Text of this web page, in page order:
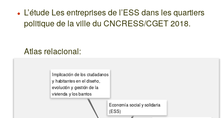
L’étude Les entreprises de l’ESS dans les quartiers
politique de la ville du CNCRESS/CGET 2018.
Atlas relacional:
Economía social y solidaria
(ESS)
Implicación de los ciudadanos
y habitantes en el diseño,
evolución y gestión de la
vivienda y los barrios